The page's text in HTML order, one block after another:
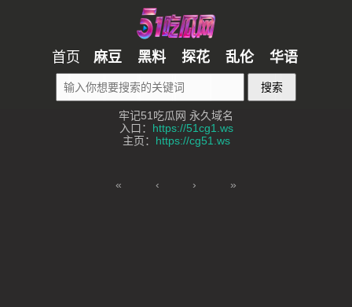
首页 麻豆 黑料 探花 乱伦 华语
搜索
牢记51吃瓜网 永久域名
入口： https://51cg1.ws
主页： https://cg51.ws
« ‹ › »